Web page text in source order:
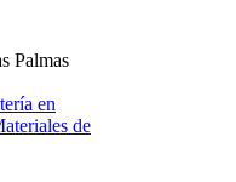
Palmas
en
de